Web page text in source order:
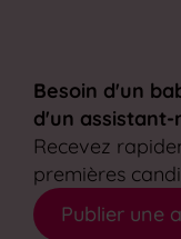
Besoin d'un
d'un
Recevez
premières
Publier une